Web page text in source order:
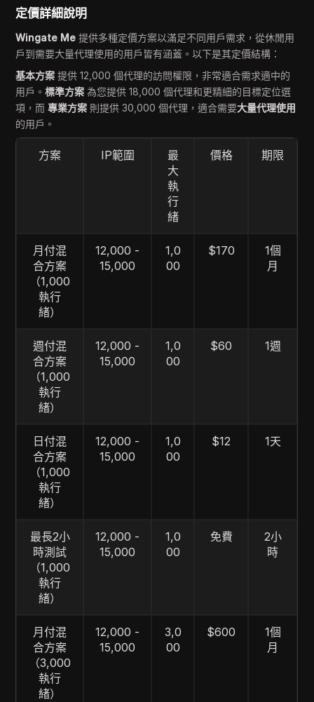
定價詳細說明
Wingate Me 提供多種定價方案以滿足不同用戶需求，從休閒用
戶到需要大量代理使用的用戶皆有涵蓋。以下是其定價結構：
基本方案 提供 12,000 個代理的訪問權限，非常適合需求適中的
用戶。標準方案 為您提供 18,000 個代理和更精細的目標定位選
項，而專業方案 則提供 30,000 個代理，適合需要大量代理使用
的用戶。
方案 IP範圍
最
大
執
行
緒
價格 期限
月付混
合方案
（1,000
執行
緒）
12,000 -
15,000
1,0
00
$170
1個
月
週付混
合方案
（1,000
執行
緒）
12,000 -
15,000
1,0
00
$60 1週
日付混
合方案
（1,000
執行
緒）
12,000 -
15,000
1,0
00
$12 1天
最長2小
時測試
（1,000
執行
緒）
12,000 -
15,000
1,0
00
免費
2小
時
月付混
合方案
（3,000
執行
緒）
12,000 -
15,000
3,0
00
$600
1個
月